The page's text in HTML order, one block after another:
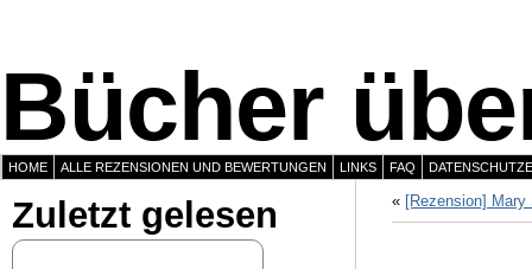
Bücher
HOME ALLE REZENSIONEN UND BEWERTUNGEN LINKS FAQ
Zuletzt gelesen « [Rezension]